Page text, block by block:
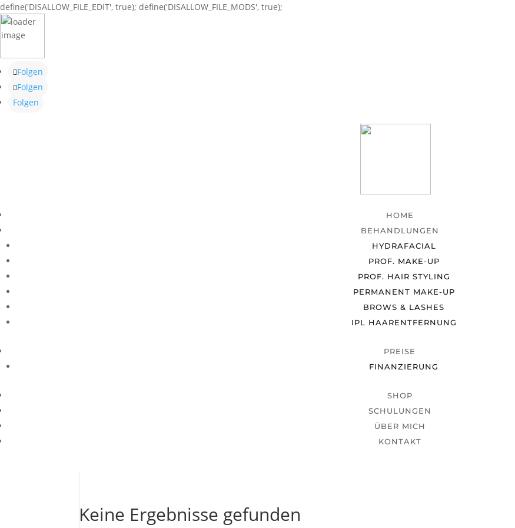
define('DISALLOW_FILE_EDIT', true); define('DISALLOW_FILE_MODS', true);
Folgen
Folgen
Folgen
HOME
BEHANDLUNGEN
HYDRAFACIAL
PROF. MAKE-UP
PROF. HAIR STYLING
PERMANENT MAKE-UP
BROWS & LASHES
IPL HAARENTFERNUNG
PREISE
FINANZIERUNG
SHOP
SCHULUNGEN
ÜBER MICH
KONTAKT
Keine Ergebnisse gefunden